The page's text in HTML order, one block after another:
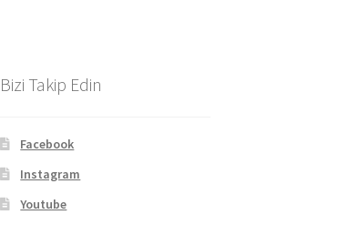
Bizi Takip Edin
Facebook
Instagram
Youtube